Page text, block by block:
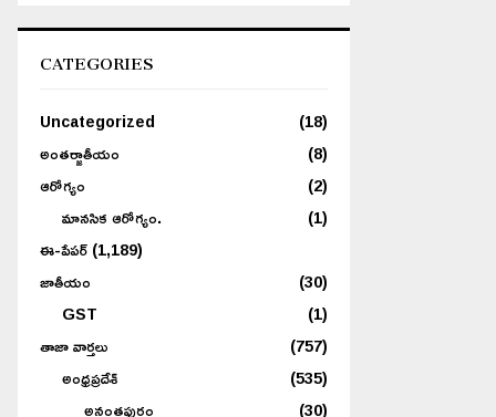
CATEGORIES
Uncategorized
(18)
అంతర్జాతీయం
(8)
ఆరోగ్యం
(2)
మానసిక ఆరోగ్యం.
(1)
ఈ-పేపర్(1,189)
జాతీయం
(30)
GST
(1)
తాజా వార్తలు
(757)
అంధ్రప్రదేశ్
(535)
అనంతపురం
(30)